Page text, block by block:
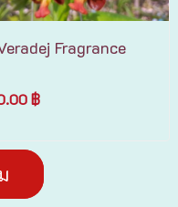
Fragrance
฿